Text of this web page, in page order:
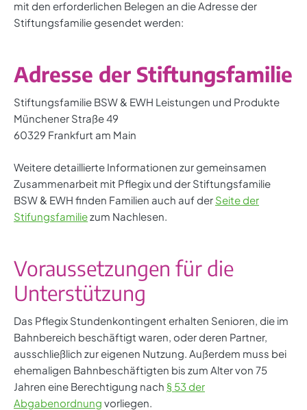
mit den erforderlichen Belegen an die Adresse der
Stiftungsfamilie gesendet werden:
Adresse der Stiftungsfamilie
Stiftungsfamilie BSW & EWH Leistungen und Produkte
Münchener Straße 49
60329 Frankfurt am Main
Weitere detaillierte Informationen zur gemeinsamen
Zusammenarbeit mit Pflegix und der Stiftungsfamilie
BSW & EWH finden Familien auch auf der Seite der
Stifungsfamiliezum Nachlesen.
Voraussetzungen für die
Unterstützung
Das Pflegix Stundenkontingent erhalten Senioren, die im
Bahnbereich beschäftigt waren, oder deren Partner,
ausschließlich zur eigenen Nutzung. Außerdem muss bei
ehemaligen Bahnbeschäftigten bis zum Alter von 75
Jahren eine Berechtigung nach § 53 der
Abgabenordnung vorliegen.